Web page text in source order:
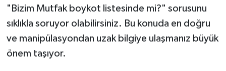
"Bizim Mutfak boykot listesinde mi?" sorusunu
sıklıkla soruyor olabilirsiniz. Bu konuda en doğru
ve manipülasyondan uzak bilgiye ulaşmanız büyük
önem taşıyor.